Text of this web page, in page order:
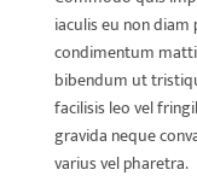
iaculis eu non
condimentum
bibendum ut
facilisis leo vel
gravida neque
varius vel pharetra.